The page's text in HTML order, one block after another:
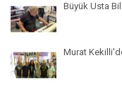
Büyük Usta
Murat